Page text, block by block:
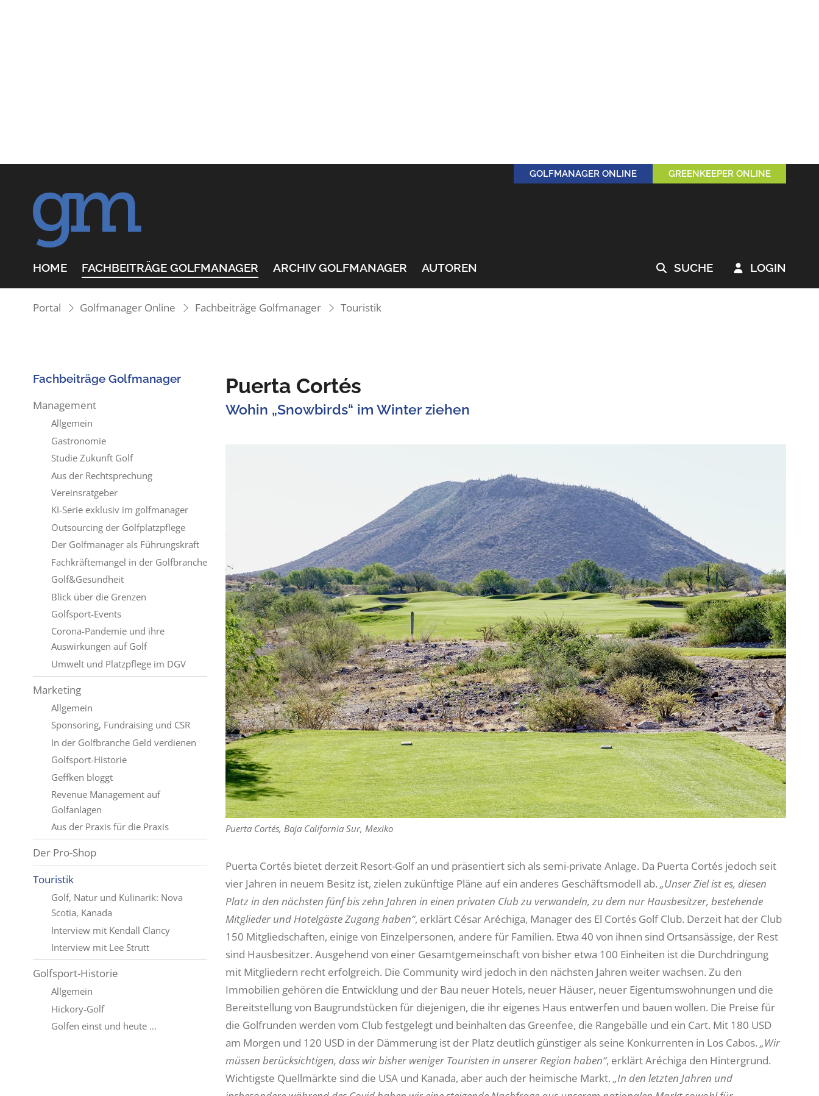
GOLFMANAGER ONLINE GREENKEEPER ONLINE
HOME FACHBEITRÄGE GOLFMANAGER ARCHIV GOLFMANAGER AUTOREN  SUCHE  LOGIN
Portal Golfmanager Online Fachbeiträge Golfmanager Touristik
Puerta Cortés
Wohin „Snowbirds“ im Winter ziehen
Puerta Cortés, Baja California Sur, Mexiko
Puerta Cortés bietet derzeit Resort-Golf an und präsentiert sich als semi-private Anlage. Da Puerta Cortés jedoch seit
vier Jahren in neuem Besitz ist, zielen zukünftige Pläne auf ein anderes Geschäftsmodell ab.„Unser Ziel ist es, diesen
Platz in den nächsten fünf bis zehn Jahren in einen privaten Club zu verwandeln, zu dem nur Hausbesitzer, bestehende
Mitglieder und Hotelgäste Zugang haben“, erklärt César Aréchiga, Manager des El Cortés Golf Club. Derzeit hat der Club
150 Mitgliedschaften, einige von Einzelpersonen, andere für Familien. Etwa 40 von ihnen sind Ortsansässige, der Rest
sind Hausbesitzer. Ausgehend von einer Gesamtgemeinschaft von bisher etwa 100 Einheiten ist die Durchdringung
mit Mitgliedern recht erfolgreich. Die Community wird jedoch in den nächsten Jahren weiter wachsen. Zu den
Immobilien gehören die Entwicklung und der Bau neuer Hotels, neuer Häuser, neuer Eigentumswohnungen und die
Bereitstellung von Baugrundstücken für diejenigen, die ihr eigenes Haus entwerfen und bauen wollen. Die Preise für
die Golfrunden werden vom Club festgelegt und beinhalten das Greenfee, die Rangebälle und ein Cart. Mit 180 USD
am Morgen und 120 USD in der Dämmerung ist der Platz deutlich günstiger als seine Konkurrenten in Los Cabos.„Wir
müssen berücksichtigen, dass wir bisher weniger Touristen in unserer Region haben“, erklärt Aréchiga den Hintergrund.
Wichtigste Quellmärkte sind die USA und Kanada, aber auch der heimische Markt.„In den letzten Jahren und
Fachbeiträge Golfmanager
Management
Allgemein
Gastronomie
Studie Zukunft Golf
Aus der Rechtsprechung
Vereinsratgeber
KI-Serie exklusiv im golfmanager
Outsourcing der Golfplatzpflege
Der Golfmanager als Führungskraft
Fachkräftemangel in der Golfbranche
Golf&Gesundheit
Blick über die Grenzen
Golfsport-Events
Corona-Pandemie und ihre
Auswirkungen auf Golf
Umwelt und Platzpflege im DGV
Marketing
Allgemein
Sponsoring, Fundraising und CSR
In der Golfbranche Geld verdienen
Golfsport-Historie
Geffken bloggt
Revenue Management auf
Golfanlagen
Aus der Praxis für die Praxis
Der Pro-Shop
Touristik
Golf, Natur und Kulinarik: Nova
Scotia, Kanada
Interview mit Kendall Clancy
Interview mit Lee Strutt
Golfsport-Historie
Allgemein
Hickory-Golf
Golfen einst und heute ...